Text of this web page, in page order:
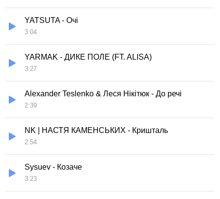
YATSUTA - Очі
3:04
YARMAK - ДИКЕ ПОЛЕ (FT. ALISA)
3:27
Alexander Teslenko & Леся Нікітюк - До речі
2:39
NK | НАСТЯ КАМЕНСЬКИХ - Кришталь
2:54
Sysuev - Козаче
3:23